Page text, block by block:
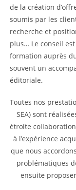
de la création
soumis par les
recherche et
plus… Le conseil
formation auprès
souvent un
éditoriale.
Toutes nos
SEA) sont
étroite
à l’expérience
que nous
problématiques
ensuite